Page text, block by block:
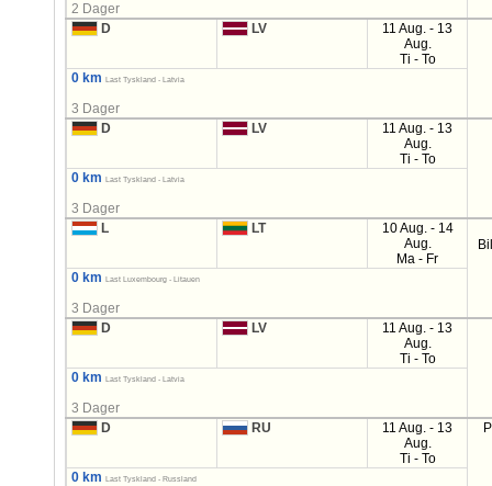
2 Dager
D
LV
11 Aug. - 13
Aug.
Ti - To
0 km
Last Tyskland - Latvia
3 Dager
D
LV
11 Aug. - 13
Aug.
Ti - To
0 km
Last Tyskland - Latvia
3 Dager
L
LT
10 Aug. - 14
Aug.
Ma - Fr
0 km Last Luxembourg - Litauen
3 Dager
D
LV
11 Aug. - 13
Aug.
Ti - To
0 km
Last Tyskland - Latvia
3 Dager
D
RU
11 Aug. - 13
Aug.
Ti - To
0 km Last Tyskland - Russland